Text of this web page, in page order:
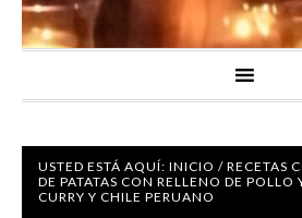
USTED ESTÁ AQUÍ: INICIO / RECETAS
DE PATATAS CON RELLENO DE POLLO
CURRY Y CHILE PERUANO